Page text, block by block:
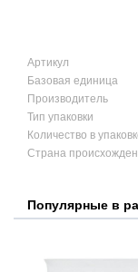
Артикул
Базовая единица
Производитель
Тип упаковки
Количество в
Страна
Популярные в